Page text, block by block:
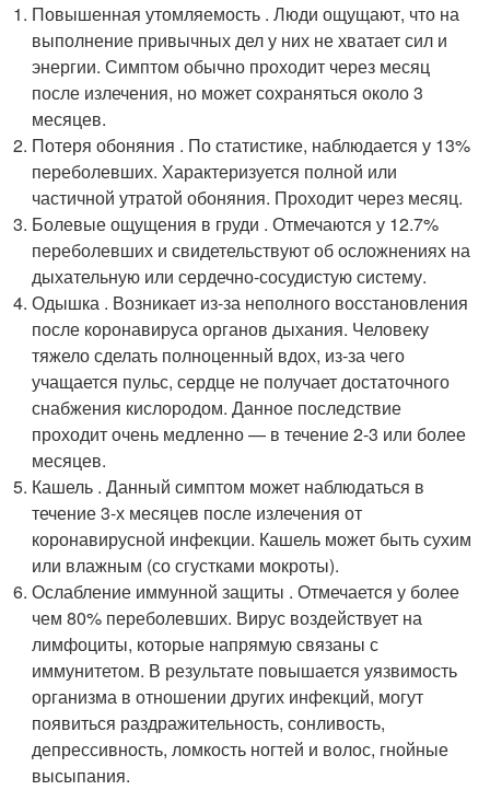
Повышенная утомляемость . Люди ощущают, что на
выполнение привычных дел у них не хватает сил и
энергии. Симптом обычно проходит через месяц
после излечения, но может сохраняться около 3
месяцев.
Потеря обоняния . По статистике, наблюдается у 13%
переболевших. Характеризуется полной или
частичной утратой обоняния. Проходит через месяц.
Болевые ощущения в груди . Отмечаются у 12.7%
переболевших и свидетельствуют об осложнениях на
дыхательную или сердечно-сосудистую систему.
Одышка . Возникает из-за неполного восстановления
после коронавируса органов дыхания. Человеку
тяжело сделать полноценный вдох, из-за чего
учащается пульс, сердце не получает достаточного
снабжения кислородом. Данное последствие
проходит очень медленно — в течение 2-3 или более
месяцев.
Кашель . Данный симптом может наблюдаться в
течение 3-х месяцев после излечения от
коронавирусной инфекции. Кашель может быть сухим
или влажным (со сгустками мокроты).
Ослабление иммунной защиты . Отмечается у более
чем 80% переболевших. Вирус воздействует на
лимфоциты, которые напрямую связаны с
иммунитетом. В результате повышается уязвимость
организма в отношении других инфекций, могут
появиться раздражительность, сонливость,
депрессивность, ломкость ногтей и волос, гнойные
высыпания.